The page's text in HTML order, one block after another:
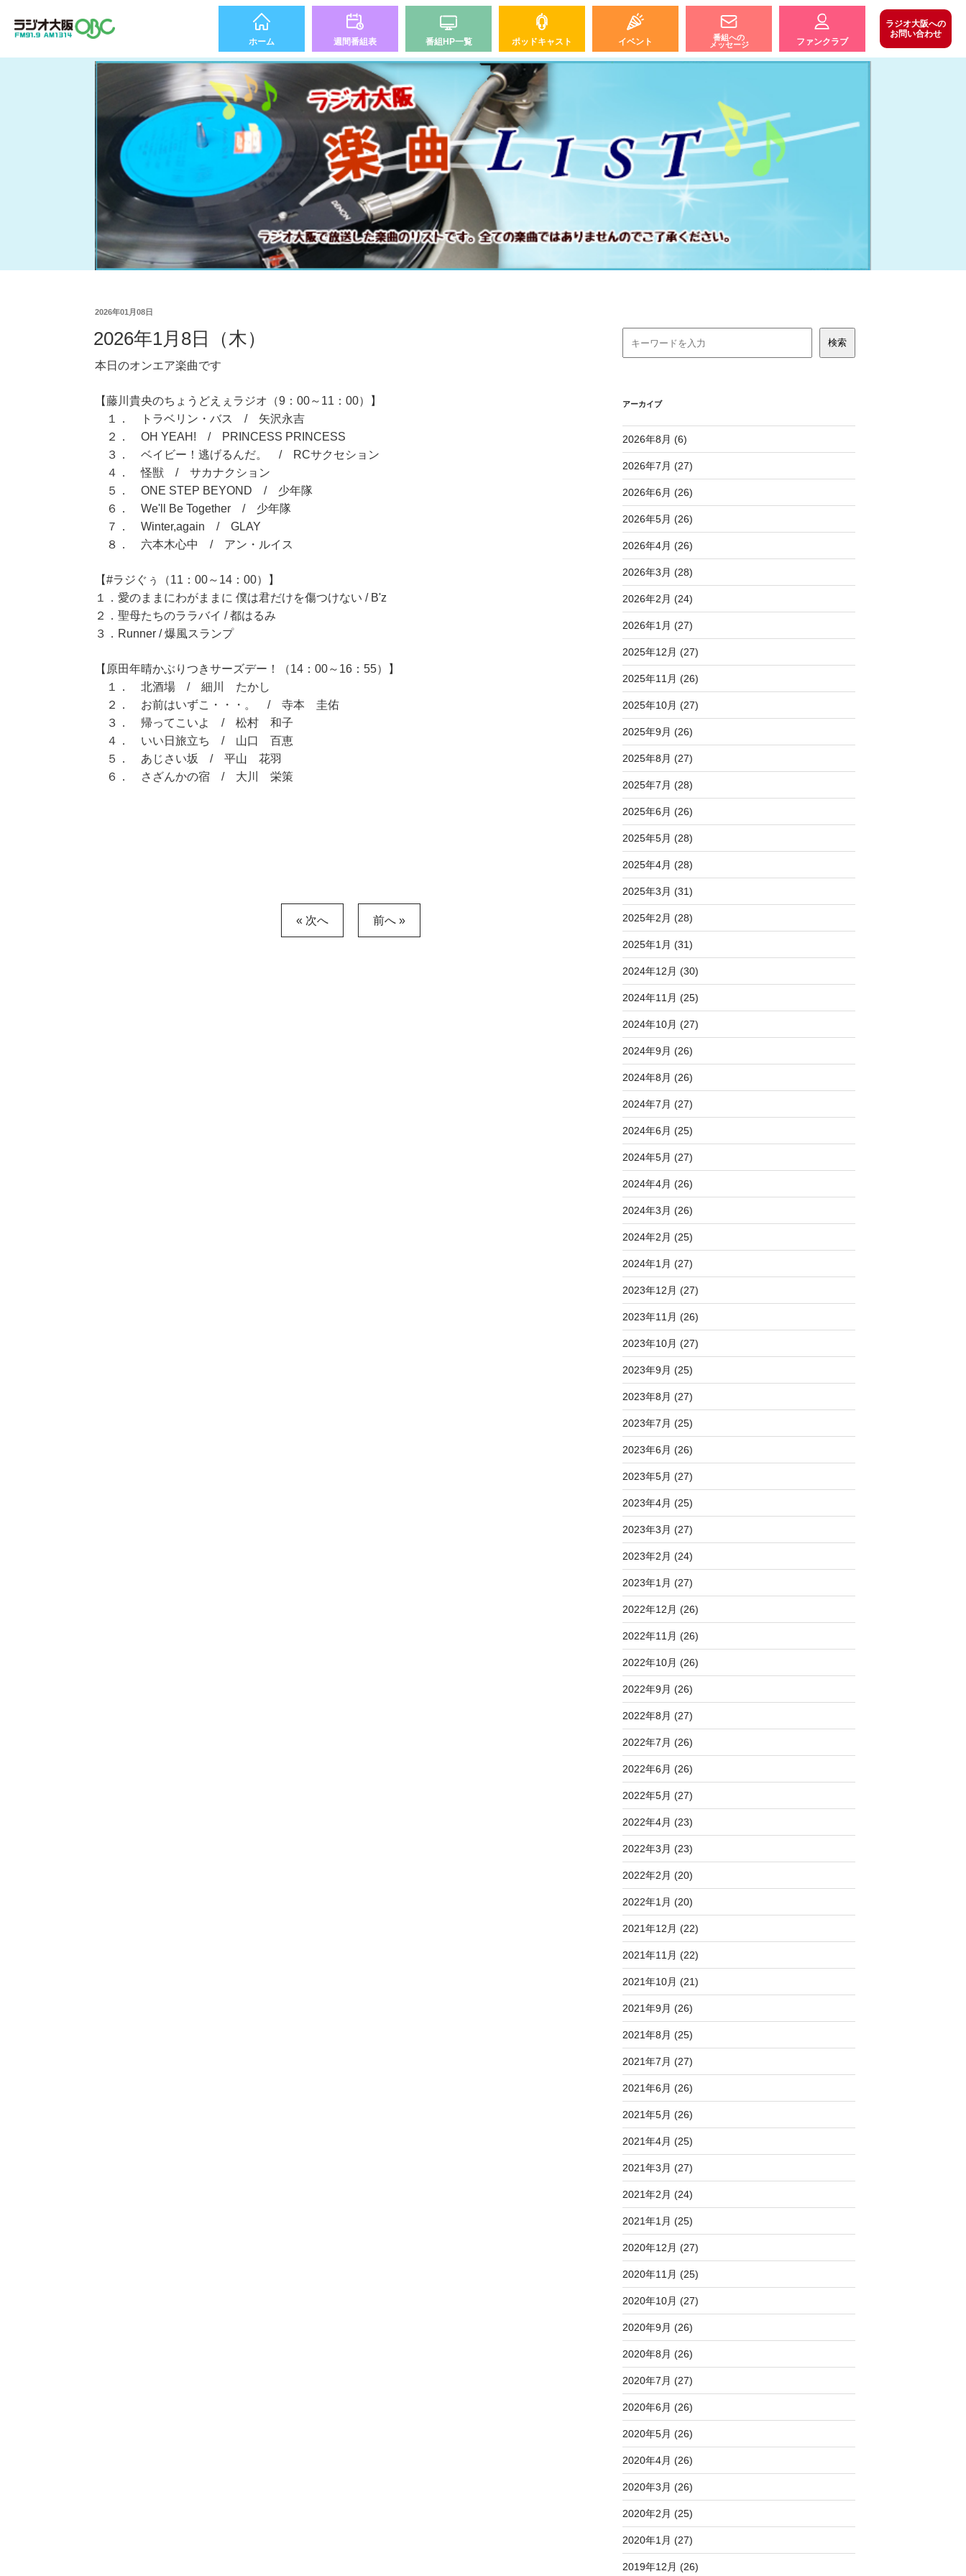
ホーム 週間番組表 番組HP一覧 ポッドキャスト イベント
番組への
メッセージ
ファンクラブ
ラジオ大阪への
お問い合わせ
2026年01月08日
2026年1月8日（木）
本日のオンエア楽曲です
【藤川貴央のちょうどえぇラジオ（9：00～11：00）】
１． トラベリン・バス / 矢沢永吉
２． OH YEAH! / PRINCESS PRINCESS
３． ベイビー！逃げるんだ。 / RCサクセション
４． 怪獣 / サカナクション
５． ONE STEP BEYOND / 少年隊
６． We'll Be Together / 少年隊
７． Winter,again / GLAY
８． 六本木心中 / アン・ルイス
【#ラジぐぅ（11：00～14：00）】
１．愛のままにわがままに 僕は君だけを傷つけない / B'z
２．聖母たちのララバイ / 都はるみ
３．Runner / 爆風スランプ
【原田年晴かぶりつきサーズデー！（14：00～16：55）】
１． 北酒場 / 細川 たかし
２． お前はいずこ・・・。 / 寺本 圭佑
３． 帰ってこいよ / 松村 和子
４． いい日旅立ち / 山口 百恵
５． あじさい坂 / 平山 花羽
６． さざんかの宿 / 大川 栄策
« 次へ 前へ »
アーカイブ
2026年8月 (6)
2026年7月 (27)
2026年6月 (26)
2026年5月 (26)
2026年4月 (26)
2026年3月 (28)
2026年2月 (24)
2026年1月 (27)
2025年12月 (27)
2025年11月 (26)
2025年10月 (27)
2025年9月 (26)
2025年8月 (27)
2025年7月 (28)
2025年6月 (26)
2025年5月 (28)
2025年4月 (28)
2025年3月 (31)
2025年2月 (28)
2025年1月 (31)
2024年12月 (30)
2024年11月 (25)
2024年10月 (27)
2024年9月 (26)
2024年8月 (26)
2024年7月 (27)
2024年6月 (25)
2024年5月 (27)
2024年4月 (26)
2024年3月 (26)
2024年2月 (25)
2024年1月 (27)
2023年12月 (27)
2023年11月 (26)
2023年10月 (27)
2023年9月 (25)
2023年8月 (27)
2023年7月 (25)
2023年6月 (26)
2023年5月 (27)
2023年4月 (25)
2023年3月 (27)
2023年2月 (24)
2023年1月 (27)
2022年12月 (26)
2022年11月 (26)
2022年10月 (26)
2022年9月 (26)
2022年8月 (27)
2022年7月 (26)
2022年6月 (26)
2022年5月 (27)
2022年4月 (23)
2022年3月 (23)
2022年2月 (20)
2022年1月 (20)
2021年12月 (22)
2021年11月 (22)
2021年10月 (21)
2021年9月 (26)
2021年8月 (25)
2021年7月 (27)
2021年6月 (26)
2021年5月 (26)
2021年4月 (25)
2021年3月 (27)
2021年2月 (24)
2021年1月 (25)
2020年12月 (27)
2020年11月 (25)
2020年10月 (27)
2020年9月 (26)
2020年8月 (26)
2020年7月 (27)
2020年6月 (26)
2020年5月 (26)
2020年4月 (26)
2020年3月 (26)
2020年2月 (25)
2020年1月 (27)
2019年12月 (26)